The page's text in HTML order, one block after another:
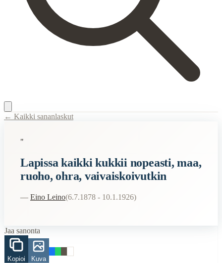
Description:Tämä sanonta tarkoittaa, että Lapissa, joka on Suomen
Semantic Themes
Luonto
maa
ruoho
← Kaikki sananlaskut
"
Lapissa kaikki kukkii nopeasti, maa,
ruoho, ohra, vaivaiskoivutkin
— Eino Leino(6.7.1878 - 10.1.1926)
Jaa sanonta
Kopioi Kuva